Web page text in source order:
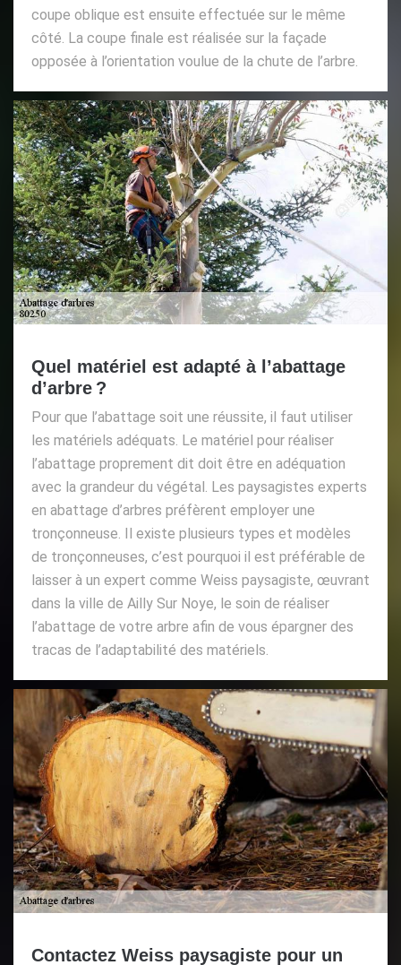
coupe oblique est ensuite effectuée sur le même
côté. La coupe finale est réalisée sur la façade
opposée à l’orientation voulue de la chute de l’arbre.
Quel matériel est adapté à l’abattage
d’arbre ?
Pour que l’abattage soit une réussite, il faut utiliser
les matériels adéquats. Le matériel pour réaliser
l’abattage proprement dit doit être en adéquation
avec la grandeur du végétal. Les paysagistes experts
en abattage d’arbres préfèrent employer une
tronçonneuse. Il existe plusieurs types et modèles
de tronçonneuses, c’est pourquoi il est préférable de
laisser à un expert comme Weiss paysagiste, œuvrant
dans la ville de Ailly Sur Noye, le soin de réaliser
l’abattage de votre arbre afin de vous épargner des
tracas de l’adaptabilité des matériels.
Contactez Weiss paysagiste pour un